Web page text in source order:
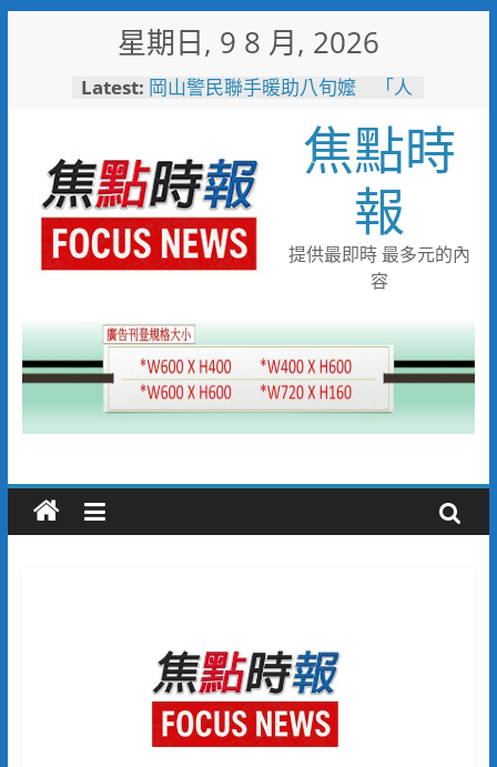
星期日, 9 8 月, 2026
Latest: 岡山警民聯手暖助八旬嬤 「人
高雄4,599件作品傳遞拒毒信
念 「2026港都反毒盃」用畫
筆打造兒童防毒力
498位大專青年返鄉 彰化暑期
工讀營隊結業
彰化縣運會6項10人破大會紀錄
臺南社區防暴劇力拚全國 環湖
社區奪季軍、民榮社區獲佳作
焦點時
報
提供最即時 最多元的內
容